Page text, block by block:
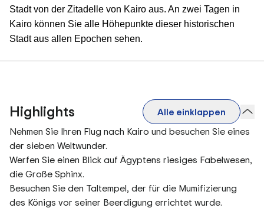
Stadt von der Zitadelle von Kairo aus. An zwei Tagen in
Kairo können Sie alle Höhepunkte dieser historischen
Stadt aus allen Epochen sehen.
Highlights
Alle einklappen
Nehmen Sie Ihren Flug nach Kairo und besuchen Sie eines
der sieben Weltwunder.
Werfen Sie einen Blick auf Ägyptens riesiges Fabelwesen,
die Große Sphinx.
Besuchen Sie den Taltempel, der für die Mumifizierung
des Königs vor seiner Beerdigung errichtet wurde.